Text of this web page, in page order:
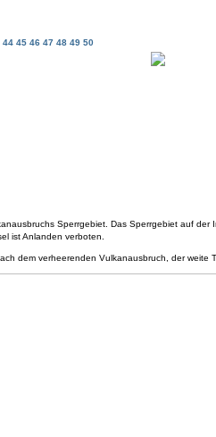
44 45 46 47 48 49 50
Sperrgebiet. Das Sperrgebiet auf
ist Anlanden verboten.
dem verheerenden Vulkanausbruch, der weite